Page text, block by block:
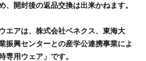
、開封後の返品交換は出来かねます。
エアは、株式会社ベネクス、東海大
振興センターとの産学公連携事業によ
専用ウェア」です。